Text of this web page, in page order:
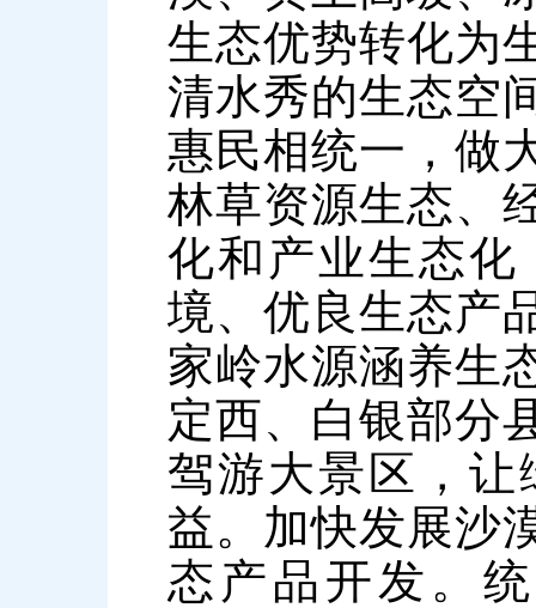
生态优势转化为
清水秀的生态空
惠民相统一，做
林草资源生态、
化和产业生态化
境、优良生态产
家岭水源涵养生
定西、白银部分
驾游大景区，
益。加快发展沙
态产品开发。